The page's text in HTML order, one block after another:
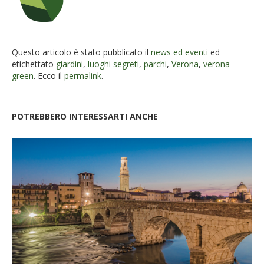
Questo articolo è stato pubblicato il news ed eventi ed
etichettato giardini, luoghi segreti, parchi, Verona, verona
green. Ecco il permalink.
POTREBBERO INTERESSARTI ANCHE